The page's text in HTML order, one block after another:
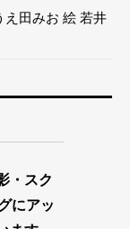
え田みお 絵 若井
・スク
にアッ